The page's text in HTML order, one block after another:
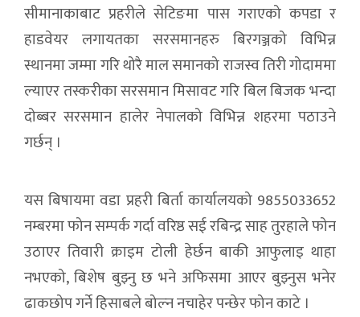
सीमानाकाबाट प्रहरीले सेटिङमा पास गराएको कपडा र
हाडवेयर लगायतका सरसमानहरु बिरगञ्जको विभिन्न
स्थानमा जम्मा गरि थोरै माल समानको राजस्व तिरी गोदाममा
ल्याएर तस्करीका सरसमान मिसावट गरि बिल बिजक भन्दा
दोब्बर सरसमान हालेर नेपालको विभिन्न शहरमा पठाउने
गर्छन् ।
यस बिषायमा वडा प्रहरी बिर्ता कार्यालयको 9855033652
नम्बरमा फोन सम्पर्क गर्दा वरिष्ठ सई रबिन्द्र साह तुरहाले फोन
उठाएर तिवारी क्राइम टोली हेर्छन बाकी आफुलाइ थाहा
नभएको, बिशेष बुझ्नु छ भने अफिसमा आएर बुझ्नुस भनेर
ढाकछोप गर्ने हिसाबले बोल्न नचाहेर पन्छेर फोन काटे ।